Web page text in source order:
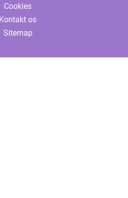
Cookies
Kontakt os
Sitemap